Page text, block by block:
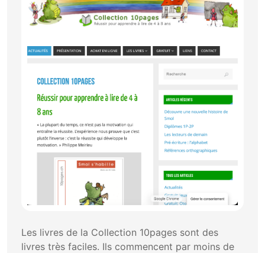
Les livres de la Collection 10pages sont des
livres très faciles. Ils commencent par moins de